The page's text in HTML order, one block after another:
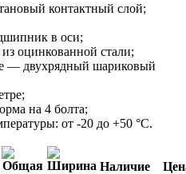
контактный слой;
в оси;
оцинкованной стали;
— двухрядный шариковый
на 4 болта;
от -20 до +50 °С.
Наличие